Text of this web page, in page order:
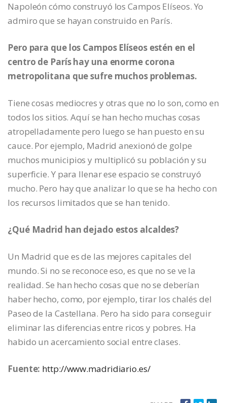
Napoleón cómo construyó los Campos Elíseos. Yo
admiro que se hayan construido en París.
Pero para que los Campos Elíseos estén en el
centro de París hay una enorme corona
metropolitana que sufre muchos problemas.
Tiene cosas mediocres y otras que no lo son, como en
todos los sitios. Aquí se han hecho muchas cosas
atropelladamente pero luego se han puesto en su
cauce. Por ejemplo, Madrid anexionó de golpe
muchos municipios y multiplicó su población y su
superficie. Y para llenar ese espacio se construyó
mucho. Pero hay que analizar lo que se ha hecho con
los recursos limitados que se han tenido.
¿Qué Madrid han dejado estos alcaldes?
Un Madrid que es de las mejores capitales del
mundo. Si no se reconoce eso, es que no se ve la
realidad. Se han hecho cosas que no se deberían
haber hecho, como, por ejemplo, tirar los chalés del
Paseo de la Castellana. Pero ha sido para conseguir
eliminar las diferencias entre ricos y pobres. Ha
habido un acercamiento social entre clases.
Fuente: http://www.madridiario.es/